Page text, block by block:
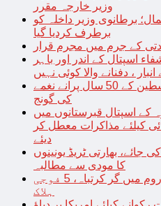
وزیر خارجہ مقرر
برطانوی وزیر داخلہ کو
برطرف کردیا گیا
کے جرم میں مجرم قرار
اسپتال کے اندر اور باہر
، دفنانے والا کوئی نہیں
اسکینڈے نیوین ممالک میں فلسطین کے 50 سال پرانے نغمے
کی گونج
کے اسپتال قبرستانوں میں
کیلئے مذاکرات معطل کر
دیئے
جائے، بھارتی ٹریڈ یونینوں
کا مودی سے مطالبہ
امریکی جنگی طیارہ بحیرہ روم میں گر کرتباہ، 5 فوجی
ہلاک